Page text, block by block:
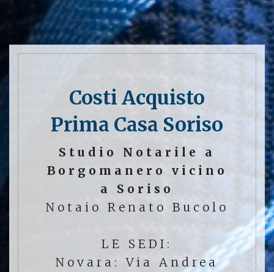
Costi Acquisto
Prima Casa Soriso
Studio Notarile a
Borgomanero vicino
a Soriso
Notaio Renato Bucolo
LE SEDI:
Novara: Via Andrea